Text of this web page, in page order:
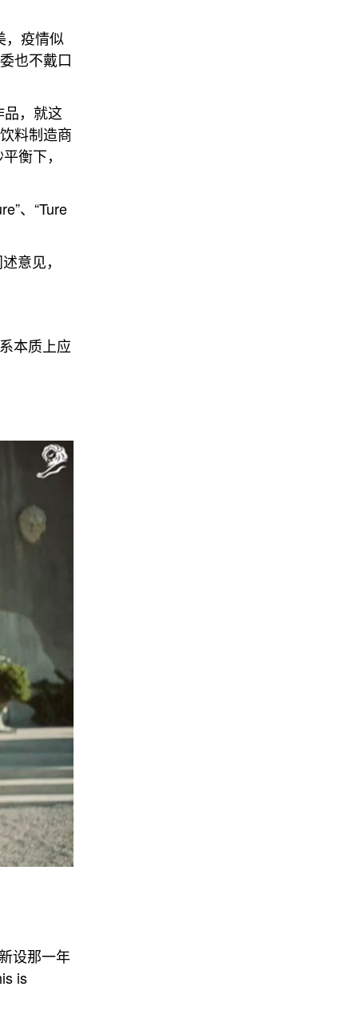
，疫情似
也不戴口
，就这
料制造商
衡下，
、“Ture
意见，
本质上应
设那一年
is